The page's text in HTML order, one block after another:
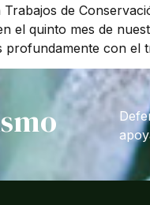
Trabajos de
el quinto mes de
profundamente con